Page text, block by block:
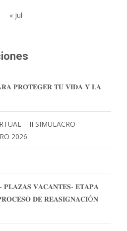
« Jul
𝐏𝐑𝐎𝐓𝐄𝐆𝐄𝐑 𝐓𝐔 𝐕𝐈𝐃𝐀 𝐘 𝐋𝐀
– II SIMULACRO
2026
𝐏𝐋𝐀𝐙𝐀𝐒 𝐕𝐀𝐂𝐀𝐍𝐓𝐄𝐒- 𝐄𝐓𝐀𝐏𝐀
𝐃𝐄 𝐑𝐄𝐀𝐒𝐈𝐆𝐍𝐀𝐂𝐈Ó𝐍